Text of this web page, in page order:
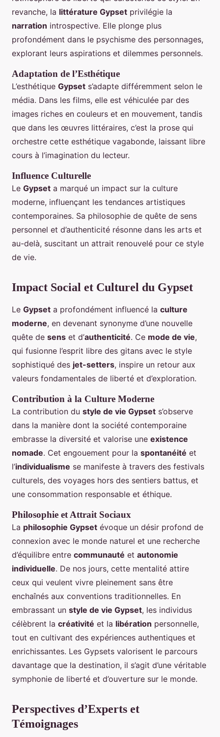
revanche, la littérature Gypset privilégie la
narration introspective. Elle plonge plus
profondément dans le psychisme des personnages,
explorant leurs aspirations et dilemmes personnels.
Adaptation de l’Esthétique
L’esthétique Gypset s’adapte différemment selon le
média. Dans les films, elle est véhiculée par des
images riches en couleurs et en mouvement, tandis
que dans les œuvres littéraires, c’est la prose qui
orchestre cette esthétique vagabonde, laissant libre
cours à l’imagination du lecteur.
Influence Culturelle
Le Gypset a marqué un impact sur la culture
moderne, influençant les tendances artistiques
contemporaines. Sa philosophie de quête de sens
personnel et d’authenticité résonne dans les arts et
au-delà, suscitant un attrait renouvelé pour ce style
de vie.
Impact Social et Culturel du Gypset
Le Gypset a profondément influencé la culture
moderne, en devenant synonyme d’une nouvelle
quête de sens et d’authenticité. Ce mode de vie,
qui fusionne l’esprit libre des gitans avec le style
sophistiqué des jet-setters, inspire un retour aux
valeurs fondamentales de liberté et d’exploration.
Contribution à la Culture Moderne
La contribution du style de vie Gypset s’observe
dans la manière dont la société contemporaine
embrasse la diversité et valorise une existence
nomade. Cet engouement pour la spontanéité et
l’individualisme se manifeste à travers des festivals
culturels, des voyages hors des sentiers battus, et
une consommation responsable et éthique.
Philosophie et Attrait Sociaux
La philosophie Gypset évoque un désir profond de
connexion avec le monde naturel et une recherche
d’équilibre entre communauté et autonomie
individuelle. De nos jours, cette mentalité attire
ceux qui veulent vivre pleinement sans être
enchaînés aux conventions traditionnelles. En
embrassant un style de vie Gypset, les individus
célèbrent la créativité et la libération personnelle,
tout en cultivant des expériences authentiques et
enrichissantes. Les Gypsets valorisent le parcours
davantage que la destination, il s’agit d’une véritable
symphonie de liberté et d’ouverture sur le monde.
Perspectives d’Experts et
Témoignages